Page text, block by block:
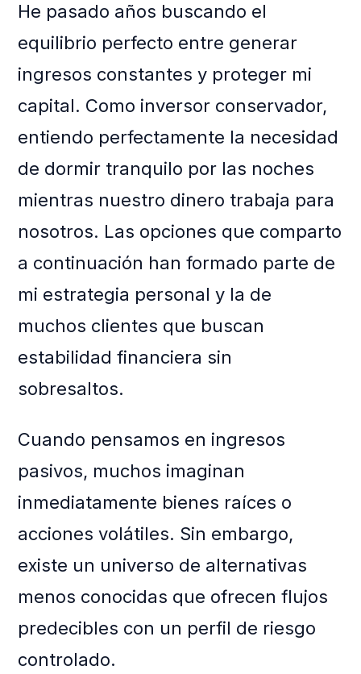
He pasado años buscando el
equilibrio perfecto entre generar
ingresos constantes y proteger mi
capital. Como inversor conservador,
entiendo perfectamente la necesidad
de dormir tranquilo por las noches
mientras nuestro dinero trabaja para
nosotros. Las opciones que comparto
a continuación han formado parte de
mi estrategia personal y la de
muchos clientes que buscan
estabilidad financiera sin
sobresaltos.
Cuando pensamos en ingresos
pasivos, muchos imaginan
inmediatamente bienes raíces o
acciones volátiles. Sin embargo,
existe un universo de alternativas
menos conocidas que ofrecen flujos
predecibles con un perfil de riesgo
controlado.